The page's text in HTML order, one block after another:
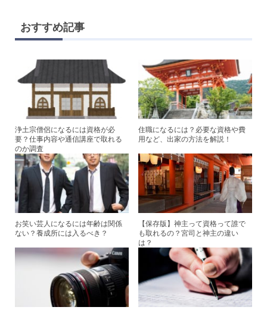
e
tt
er
c
b
o
o
k
st
おすすめ記事
浄土宗僧侶になるには資格が必
要？仕事内容や通信講座で取れる
のか調査
住職になるには？必要な資格や費
用など、出家の方法を解説！
お笑い芸人になるには年齢は関係
ない？養成所には入るべき？
【保存版】神主って資格って誰で
も取れるの？宮司と神主の違い
は？